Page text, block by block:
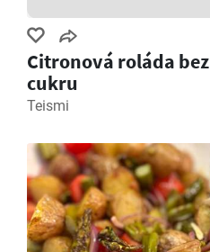
Citronová roláda bez
cukru
Teismi